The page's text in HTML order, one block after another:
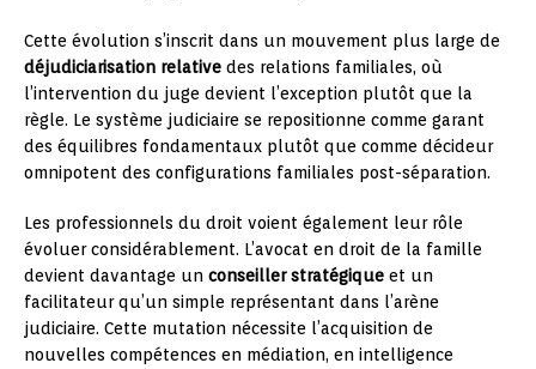
Cette évolution s’inscrit dans un mouvement plus large de
déjudiciarisation relative des relations familiales, où
l’intervention du juge devient l’exception plutôt que la
règle. Le système judiciaire se repositionne comme garant
des équilibres fondamentaux plutôt que comme décideur
omnipotent des configurations familiales post-séparation.
Les professionnels du droit voient également leur rôle
évoluer considérablement. L’avocat en droit de la famille
devient davantage un conseiller stratégique et un
facilitateur qu’un simple représentant dans l’arène
judiciaire. Cette mutation nécessite l’acquisition de
nouvelles compétences en médiation, en intelligence